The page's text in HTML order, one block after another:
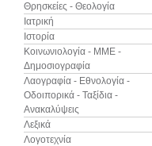
Θρησκείες - Θεολογία
Ιατρική
Ιστορία
Κοινωνιολογία - ΜΜΕ -
Δημοσιογραφία
Λαογραφία - Εθνολογία -
Οδοιπορικά - Ταξίδια -
Ανακαλύψεις
Λεξικά
Λογοτεχνία